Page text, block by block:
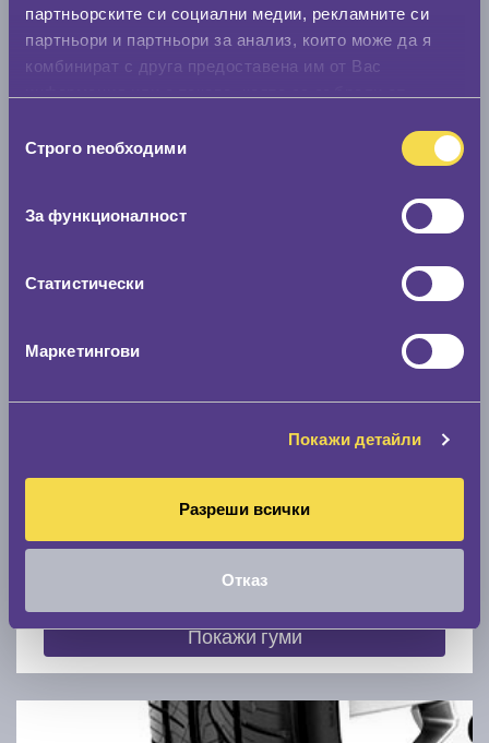
партньорските си социални медии, рекламните си
партньори и партньори за анализ, които може да я
комбинират с друга предоставена им от Вас
наСтрого nеобходими
За функционалност
Статистически
Маркетингови
Покажи детайли
Разреши всички
Отказ
Модел
Покажи гуми